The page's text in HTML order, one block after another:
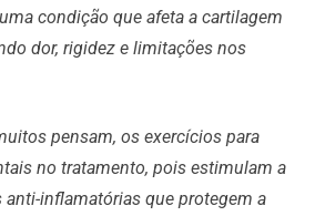
condição que afeta a cartilagem
dor, rigidez e limitações nos
pensam, os exercícios para
no tratamento, pois estimulam a
inflamatórias que protegem a